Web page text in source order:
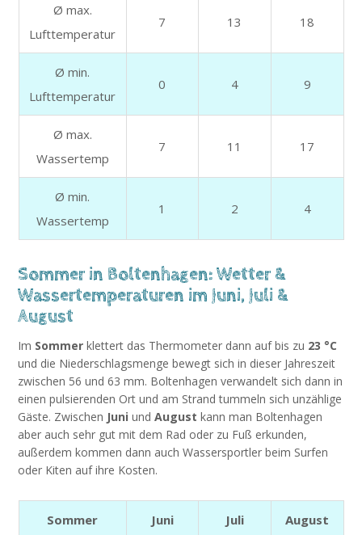
Ø max.
Lufttemperatur
7 13 18
Ø min.
Lufttemperatur
0 4 9
Ø max.
Wassertemp
7 11 17
Ø min.
Wassertemp
1 2 4
Sommer in Boltenhagen: Wetter &
Wassertemperaturen im Juni, Juli &
August
Im Sommer klettert das Thermometer dann auf bis zu 23 °C
und die Niederschlagsmenge bewegt sich in dieser Jahreszeit
zwischen 56 und 63 mm. Boltenhagen verwandelt sich dann in
einen pulsierenden Ort und am Strand tummeln sich unzählige
Gäste. Zwischen Juni undAugust kann man Boltenhagen
aber auch sehr gut mit dem Rad oder zu Fuß erkunden,
außerdem kommen dann auch Wassersportler beim Surfen
oder Kiten auf ihre Kosten.
Sommer Juni Juli August